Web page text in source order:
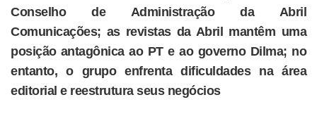
Conselho de Administração da Abril
Comunicações; as revistas da Abril mantêm uma
posição antagônica ao PT e ao governo Dilma; no
entanto, o grupo enfrenta dificuldades na área
editorial e reestrutura seus negócios